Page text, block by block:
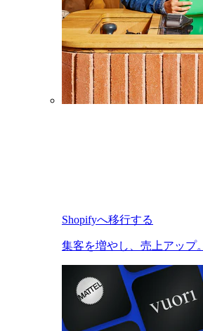
Shopifyへ移行する
集客を増やし、売上アップ。